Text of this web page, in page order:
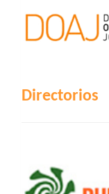
Directorios